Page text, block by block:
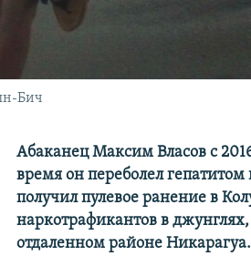
Бич
Абаканец Максим Власов с
время он переболел
получил пулевое ранение в
наркотрафикантов в
отдаленном районе